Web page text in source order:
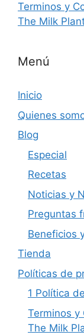
Terminos y
The Milk
Menú
Inicio
Quienes
Blog
Especial
Recetas
Noticias y
Preguntas
Beneficios
Tienda
Políticas de
1 Política
Terminos y
The Milk